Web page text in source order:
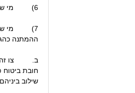
6) מי שפרש מעבודתו בגיל פרישת חובה ומקבל קצבה.
ההמתנה
שילוב